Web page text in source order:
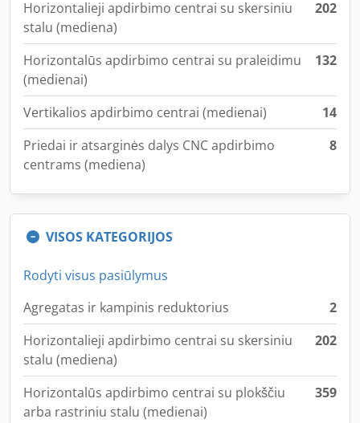
Horizontalieji apdirbimo centrai su skersiniu
stalu (mediena)
202
Horizontalūs apdirbimo centrai su praleidimu
(medienai)
132
Vertikalios apdirbimo centrai (medienai)
14
Priedai ir atsarginės dalys CNC apdirbimo
centrams (mediena)
8
VISOS KATEGORIJOS
Rodyti visus pasiūlymus
Agregatas ir kampinis reduktorius
2
Horizontalieji apdirbimo centrai su skersiniu
stalu (mediena)
202
Horizontalūs apdirbimo centrai su plokščiu
arba rastriniu stalu (medienai)
359